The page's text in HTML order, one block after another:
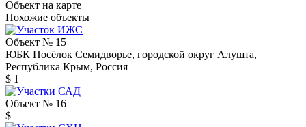
Объект на карте
Похожие объекты
Объект № 15
ЮБК Посёлок Семидворье, городской округ Алушта,
Республика Крым, Россия
$ 1
Объект № 16
$